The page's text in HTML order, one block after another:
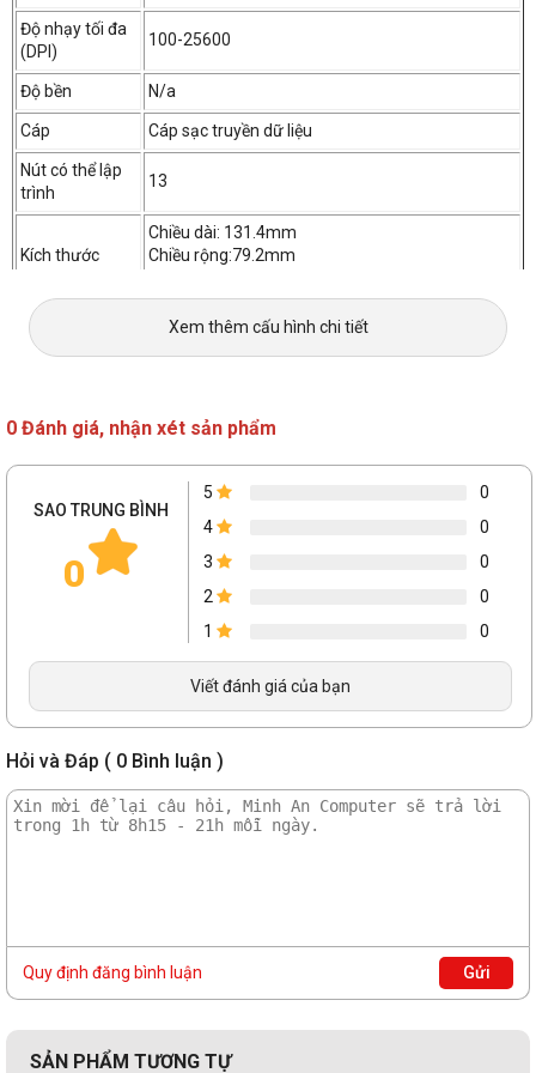
Lightspeed không dây chính xác
được tốc độ phản hồi nhanh hơn 68% so với thế hệ trước.
Với hiệu suất đáng kinh ngạc của công nghệ
được đặt thành luôn bật.
Cảm biến HERO 25K tiên tiến
Chuột máy tính Logitech G502X RGB Plus Lightspeed sở
hữu cảm biến chơi game tiên tiến nhất của chúng tôi đạt
được độ chính xác đến từng micromet với khả năng làm
mịn, lọc và tăng tốc. Với tính năng theo dõi ưu việt và tiêu
thụ năng lượng thông minh, HERO 25K đem lại hiệu suất,
Nút DPI tùy chỉnh
Độ nhạy tối đa
(DPI)
100-25600
Độ bền N/a
Cáp Cáp sạc truyền dữ liệu
Nút có thể lập
trình
13
Kích thước
Chiều dài: 131.4mm
Chiều rộng:79.2mm
Trọng lượng 106 g
Phần mềm hỗ
Xem thêm cấu hình chi tiết
0 Đánh giá, nhận xét sản phẩm
SAO TRUNG BÌNH
0
5
0
4
0
3
0
2
0
1
0
Viết đánh giá của bạn
Hỏi và Đáp ( 0 Bình luận )
Quy định đăng bình luận Gửi
SẢN PHẨM TƯƠNG TỰ